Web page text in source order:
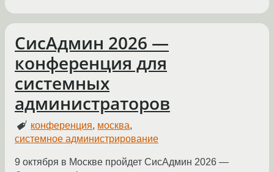
СисАдмин 2026 —
конференция для
системных
администраторов
конференция, москва,
системное администрирование
9 октября в Москве пройдет СисАдмин 2026 —